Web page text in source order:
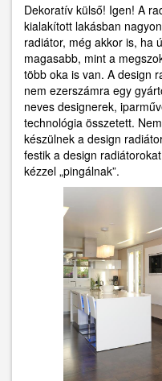
Dekoratív külső! Igen! A
kialakított lakásban
radiátor, még akkor is, ha
magasabb, mint a
több oka is van. A design
nem ezerszámra egy
neves designerek,
technológia összetett.
készülnek a design
festik a design
kézzel „pingálnak”.